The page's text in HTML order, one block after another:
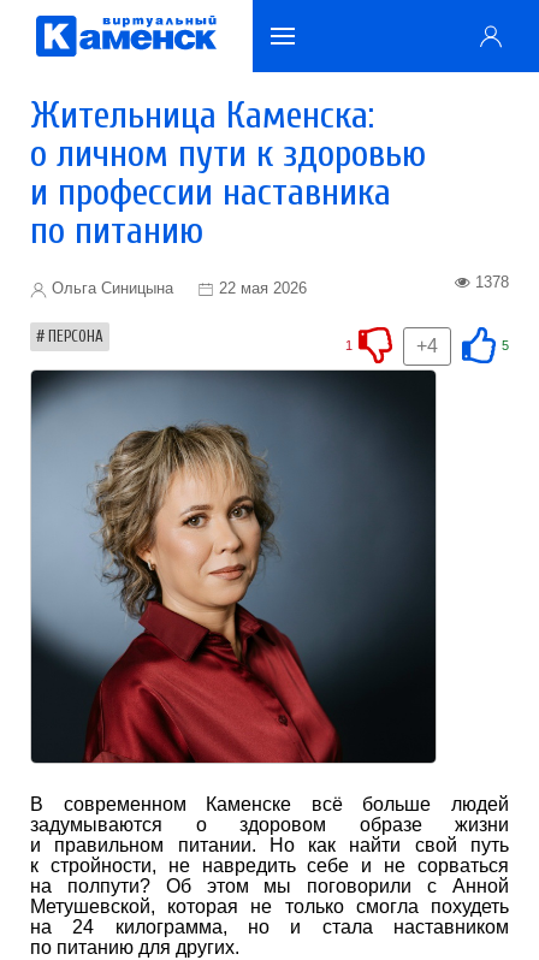
Жительница Каменска:
о личном пути к здоровью
и профессии наставника
по питанию
Ольга Синицына 22 мая 2026 1378
ПЕРСОНА 5
+4
1
В современном Каменске всё больше людей
задумываются о здоровом образе жизни
и правильном питании. Но как найти свой путь
к стройности, не навредить себе и не сорваться
на полпути? Об этом мы поговорили с Анной
Метушевской, которая не только смогла похудеть
на 24 килограмма, но и стала наставником
по питанию для других.